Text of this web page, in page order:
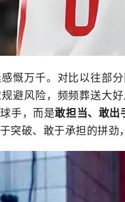
慨万千。对比以往部
避风险，频频葬送大
手，而是敢担当、敢出
突破、敢于承担的拼劲